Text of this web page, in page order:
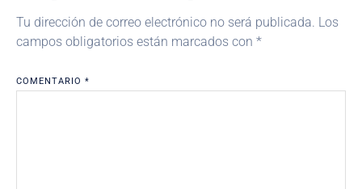
Tu dirección de correo electrónico no será publicada. Los
campos obligatorios están marcados con *
COMENTARIO *